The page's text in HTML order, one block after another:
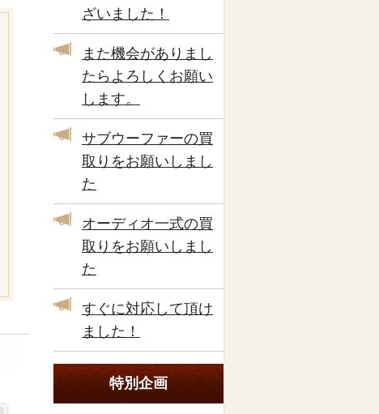
ざいました！
また機会がありまし
たらよろしくお願い
します。
サブウーファーの買
取りをお願いしまし
た
オーディオ一式の買
取りをお願いしまし
た
すぐに対応して頂け
ました！
特別企画